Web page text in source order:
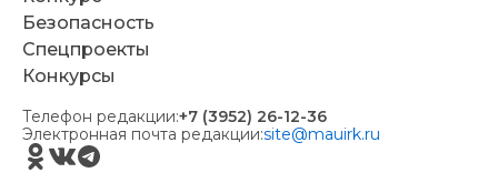
Безопасность
Спецпроекты
Конкурсы
Телефон редакции:+7 (3952) 26-12-36
Электронная почта редакции:site@mauirk.ru